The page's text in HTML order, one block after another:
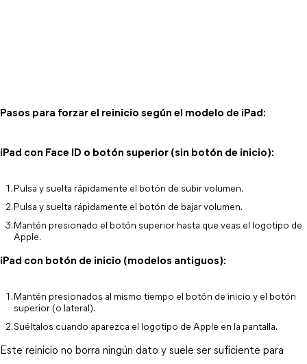
Pasos para forzar el reinicio según el modelo de iPad:
iPad con Face ID o botón superior (sin botón de inicio):
Pulsa y suelta rápidamente el botón de subir volumen.
Pulsa y suelta rápidamente el botón de bajar volumen.
Mantén presionado el botón superior hasta que veas el logotipo de
Apple.
iPad con botón de inicio (modelos antiguos):
Mantén presionados al mismo tiempo el botón de inicio y el botón
superior (o lateral).
Suéltalos cuando aparezca el logotipo de Apple en la pantalla.
Este reinicio no borra ningún dato y suele ser suficiente para